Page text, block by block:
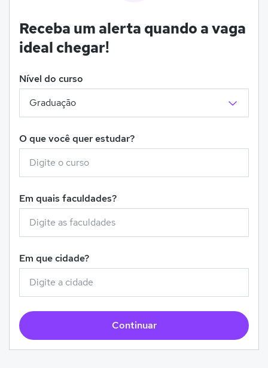
Receba um alerta quando a vaga
ideal chegar!
Nível do curso
O que você quer estudar?
Em quais faculdades?
Em que cidade?
Continuar